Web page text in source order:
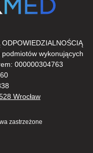
wykonujących
000000304763
Wrocław
zastrzeżone